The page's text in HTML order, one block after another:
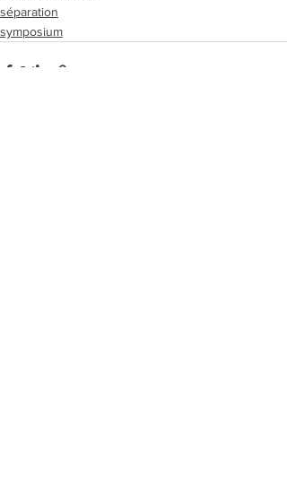
séparation
symposium